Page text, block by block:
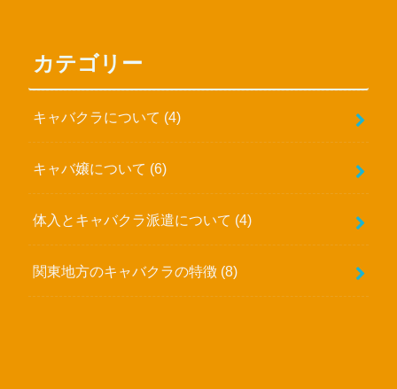
カテゴリー
キャバクラについて (4)
キャバ嬢について (6)
体入とキャバクラ派遣について (4)
関東地方のキャバクラの特徴 (8)